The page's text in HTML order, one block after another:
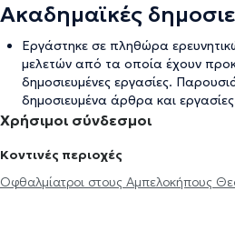
Ακαδημαϊκές
Εργάστηκε σε πληθώρα
μελετών από τα οποία έχουν
δημοσιευμένες εργασίες.
δημοσιευμένα άρθρα και
Χρήσιμοι σύνδεσμοι
Κοντινές περιοχές
Οφθαλμίατροι στους Αμπελοκήπους